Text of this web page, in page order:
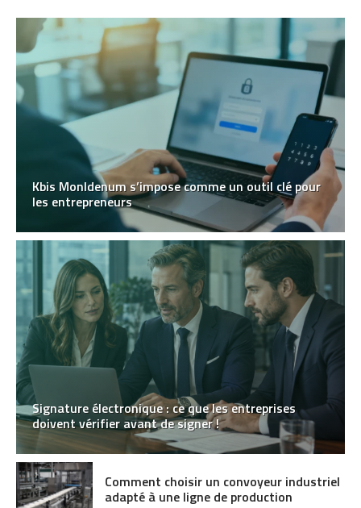
Kbis MonIdenum s’impose comme un outil clé pour
les entrepreneurs
Signature électronique : ce que les entreprises
doivent vérifier avant de signer !
Comment choisir un convoyeur industriel
adapté à une ligne de production